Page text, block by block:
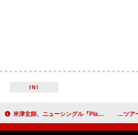
INI
米津玄師、ニューシングル『Plazma / BOW AND ARROW』パッケージ＆特典写真を公開 SUPER